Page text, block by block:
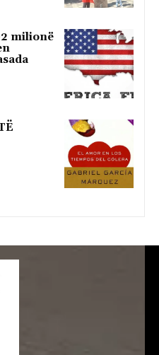
milionë